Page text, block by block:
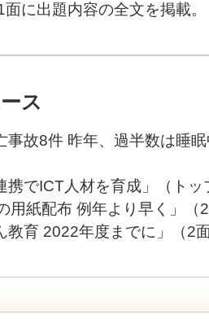
に出題内容の全文を掲載。
ス
事故8件 昨年、過半数は睡
携でICT人材を育成」（トッ
用紙配布 例年より早く」（
教育 2022年度までに」（2